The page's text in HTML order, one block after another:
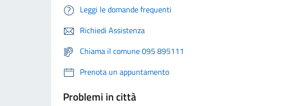
Leggi le domande frequenti
Richiedi Assistenza
Chiama il comune 095 895111
Prenota un appuntamento
Problemi in città